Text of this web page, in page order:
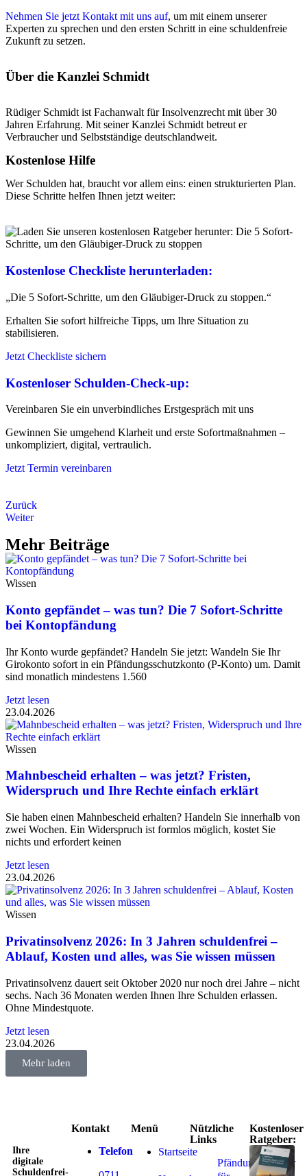
Nehmen Sie jetzt Kontakt mit uns auf, um mit einem unserer
Experten zu sprechen und den ersten Schritt in eine schuldenfreie
Zukunft zu setzen.
Über die Kanzlei Schmidt
Rüdiger Schmidt ist Fachanwalt für Insolvenzrecht mit über 30
Jahren Erfahrung. Mit seiner Kanzlei Schmidt betreut er
Verbraucher und Selbstständige deutschlandweit.
Kostenlose Hilfe
Wer Schulden hat, braucht vor allem eins: einen strukturierten Plan.
Diese Schritte helfen Ihnen jetzt weiter:
Kostenlose Checkliste herunterladen:
„Die 5 Sofort-Schritte, um den Gläubiger-Druck zu stoppen.“
Erhalten Sie sofort hilfreiche Tipps, um Ihre Situation zu
stabilisieren.
Jetzt Checkliste sichern
Kostenloser Schulden-Check-up:
Vereinbaren Sie ein unverbindliches Erstgespräch mit uns
Gewinnen Sie umgehend Klarheit und erste Sofortmaßnahmen –
unkompliziert, digital, vertraulich.
Jetzt Termin vereinbaren
Zurück
Weiter
Mehr Beiträge
Wissen
Konto gepfändet – was tun? Die 7 Sofort-Schritte
bei Kontopfändung
Ihr Konto wurde gepfändet? Handeln Sie jetzt: Wandeln Sie Ihr
Girokonto sofort in ein Pfändungsschutzkonto (P-Konto) um. Damit
sind monatlich mindestens 1.560
Jetzt lesen
23.04.2026
Wissen
Mahnbescheid erhalten – was jetzt? Fristen,
Widerspruch und Ihre Rechte einfach erklärt
Sie haben einen Mahnbescheid erhalten? Handeln Sie innerhalb von
zwei Wochen. Ein Widerspruch ist formlos möglich, kostet Sie
nichts und erfordert keinen
Jetzt lesen
23.04.2026
Wissen
Privatinsolvenz 2026: In 3 Jahren schuldenfrei –
Ablauf, Kosten und alles, was Sie wissen müssen
Privatinsolvenz dauert seit Oktober 2020 nur noch drei Jahre – nicht
sechs. Nach 36 Monaten werden Ihnen Ihre Schulden erlassen.
Ohne Mindestquote.
Jetzt lesen
23.04.2026
Mehr laden
Ihre
digitale
Schuldenfrei-
Kontakt
Telefon
Menü
Startseite
Nützliche
Links
Pfändungsrechner
Kostenloser
Ratgeber: